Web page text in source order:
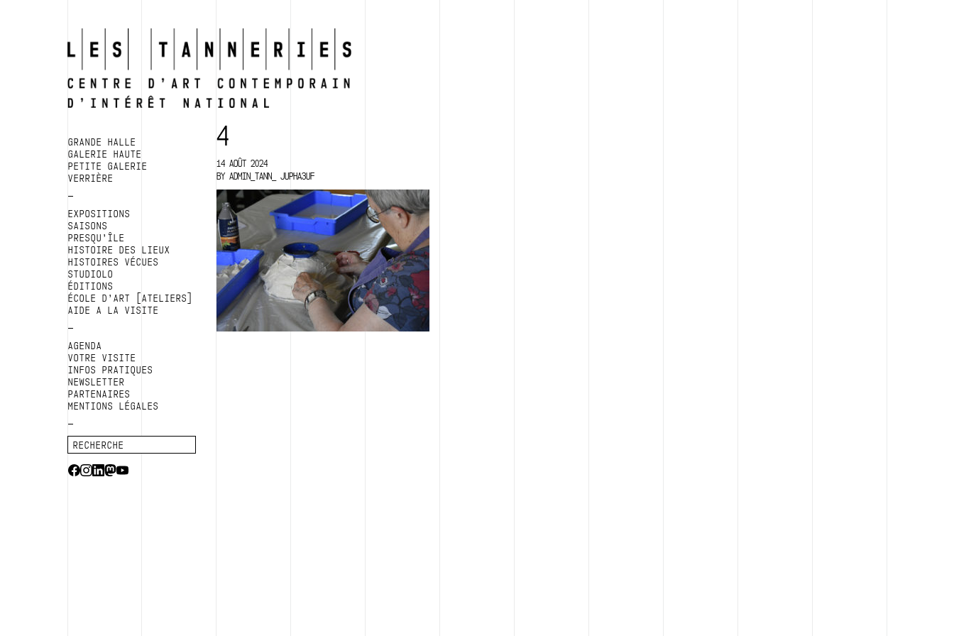
GRANDE HALLE
GALERIE HAUTE
PETITE GALERIE
VERRIÈRE
EXPOSITIONS
SAISONS
PRESQU’ÎLE
HISTOIRE DES LIEUX
HISTOIRES VÉCUES
STUDIOLO
ÉDITIONS
ÉCOLE D’ART [ATELIERS]
AIDE A LA VISITE
AGENDA
VOTRE VISITE
INFOS PRATIQUES
NEWSLETTER
PARTENAIRES
MENTIONS LÉGALES
4
14 AOÛT 2024
BY ADMIN_TANN_ JUPHA3UF